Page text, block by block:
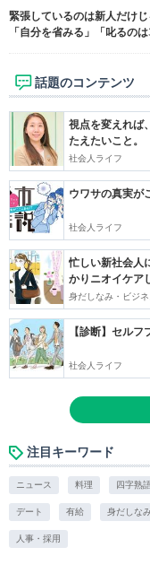
緊張しているのは新人だけ
「自分を省みる」「叱るのは
話題のコンテンツ
視点を変えれば
たえたいこと。
社会人ライフ
ウワサの真実が
社会人ライフ
忙しい新社会人
かりニオイケア
身だしなみ・ビジ
【診断】セル
社会人ライフ
注目キーワード
ニュース 料理 四字熟
デート 有給 身だしな
人事・採用